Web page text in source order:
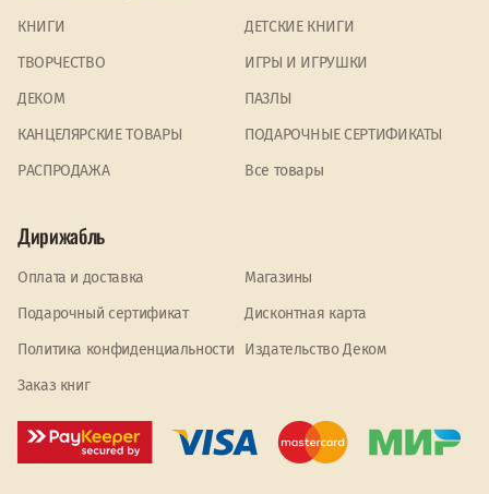
КНИГИ
ДЕТСКИЕ КНИГИ
ТВОРЧЕСТВО
ИГРЫ И ИГРУШКИ
ДЕКОМ
ПАЗЛЫ
КАНЦЕЛЯРСКИЕ ТОВАРЫ
ПОДАРОЧНЫЕ СЕРТИФИКАТЫ
PАСПРОДАЖА
Все товары
Дирижабль
Оплата и доставка
Магазины
Подарочный сертификат
Дисконтная карта
Политика конфиденциальности
Издательство Деком
Заказ книг